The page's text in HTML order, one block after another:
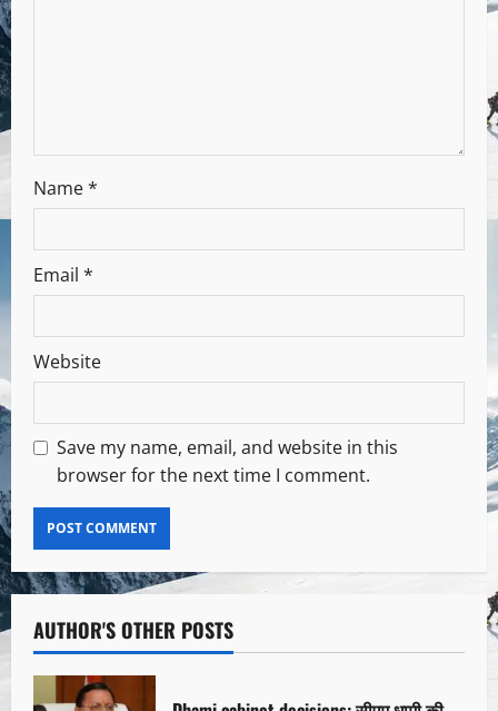
Name*
Email *
Website
Save my name, email, and website in this
browser for the next time I comment.
AUTHOR'S OTHER POSTS